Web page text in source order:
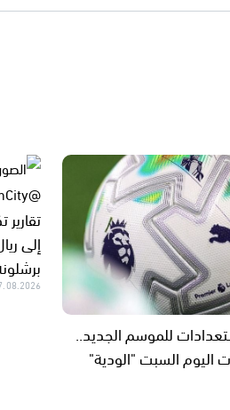
للموسم الجديد..
اليوم السبت "الودية"
إلى